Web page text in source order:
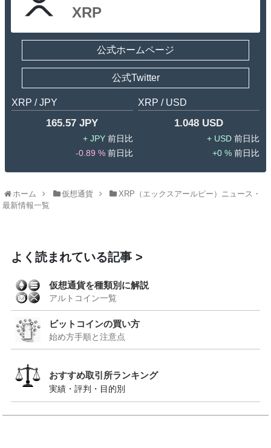
XRP
公式ホームページ
公式Twitter
XRP / JPY
165.57 JPY
JPY
-0.89 %
XRP / USD
1.048 USD
USD
0 %
ホーム 仮想通貨
XRP（エックスアールピー）ニュース・
最新情報一覧
よく読まれている記事
仮想通貨を種類別に解説
アルトコイン一覧
ビットコインの買い方
始め方手順と注意点
おすすめ取引所ランキング
実績・評判・目的別